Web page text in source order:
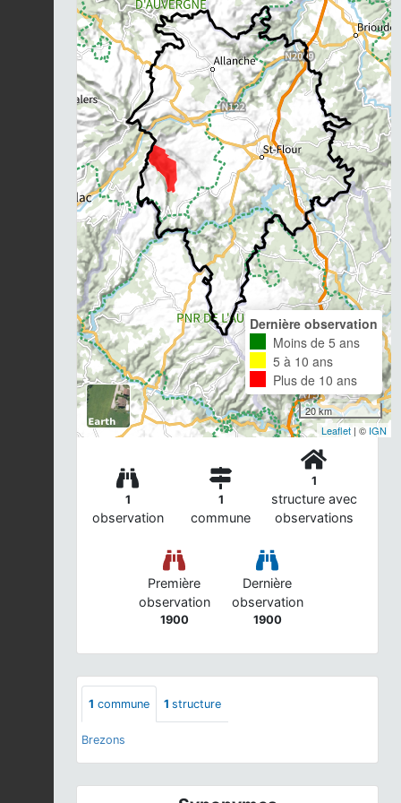
Dernière observation
Moins de 5 ans
5 à 10 ans
Plus de 10 ans
20 km
Leaflet | © IGN
1
observation
1
commune
1
structure avec
observations
Première
observation
1900
Dernière
observation
1900
1 commune 1 structure
Brezons